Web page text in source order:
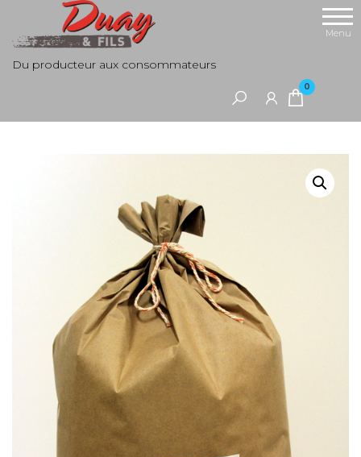
Du producteur aux consommateurs
0
Menu